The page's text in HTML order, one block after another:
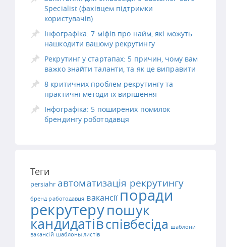
Specialist (фахівцем підтримки
користувачів)
Інфографіка: 7 міфів про найм, які можуть
нашкодити вашому рекрутингу
Рекрутинг у стартапах: 5 причин, чому вам
важко знайти таланти, та як це виправити
8 критичних проблем рекрутингу та
практичні методи їх вирішення
Інфографіка: 5 поширених помилок
брендингу роботодавця
Теги
persiahr автоматизація рекрутингу
бренд работодавця вакансії поради
рекрутерупошук
кандидатівспівбесіда шаблони
вакансій шаблоны листів